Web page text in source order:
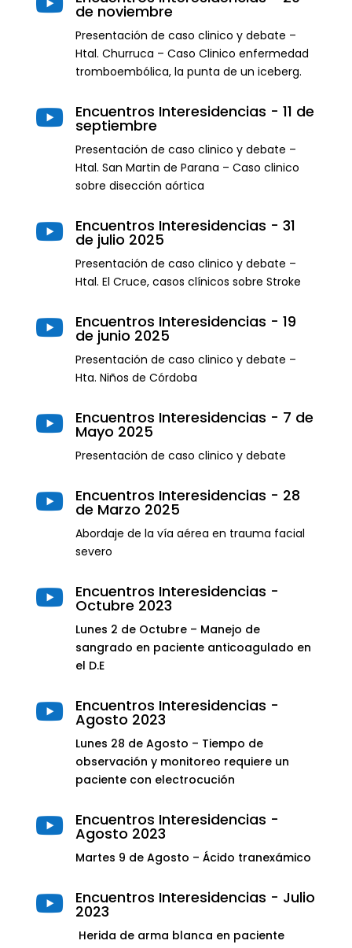
de noviembre
Presentación de caso clinico y debate –
Htal. Churruca – Caso Clinico enfermedad
tromboembólica, la punta de un iceberg.
 Encuentros Interesidencias - 11 de
septiembre
Presentación de caso clinico y debate –
Htal. San Martin de Parana – Caso clinico
sobre disección aórtica
 Encuentros Interesidencias - 31
de julio 2025
Presentación de caso clinico y debate –
Htal. El Cruce, casos clínicos sobre Stroke
 Encuentros Interesidencias - 19
de junio 2025
Presentación de caso clinico y debate –
Hta. Niños de Córdoba
 Encuentros Interesidencias - 7 de
Mayo 2025
Presentación de caso clinico y debate
 Encuentros Interesidencias - 28
de Marzo 2025
Abordaje de la vía aérea en trauma facial
severo
 Encuentros Interesidencias -
Octubre 2023
Lunes 2 de Octubre – Manejo de
sangrado en paciente anticoagulado en
el D.E
 Encuentros Interesidencias -
Agosto 2023
Lunes 28 de Agosto – Tiempo de
observación y monitoreo requiere un
paciente con electrocución
 Encuentros Interesidencias -
Agosto 2023
Martes 9 de Agosto – Ácido tranexámico
 Encuentros Interesidencias - Julio
2023
Herida de arma blanca en paciente